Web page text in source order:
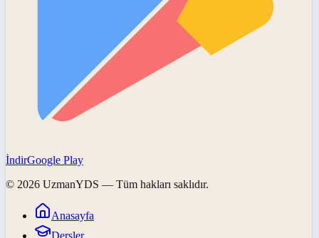
İndirGoogle Play
© 2026 UzmanYDS — Tüm hakları saklıdır.
Anasayfa
Dersler